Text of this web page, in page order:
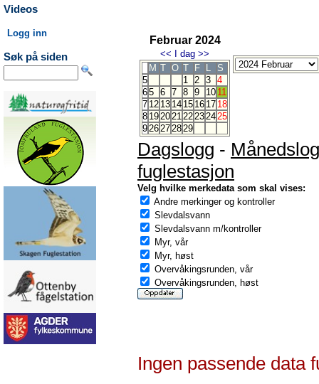
Videos
Logg inn
Søk på siden
Februar 2024
<< I dag >>
M T O T F L
S
5
1 2 3 4
65 6 7 8 9 10 11
7 12 13 14 15 16 17 18
8 19202122232425
926272829
Dagslogg -
fuglestasjon
Velg hvilke merkedata som skal vises:
Andre merkinger og kontroller
Slevdalsvann
Slevdalsvann m/kontroller
Myr, vår
Myr, høst
Overvåkingsrunden, vår
Overvåkingsrunden, høst
Ingen passende data